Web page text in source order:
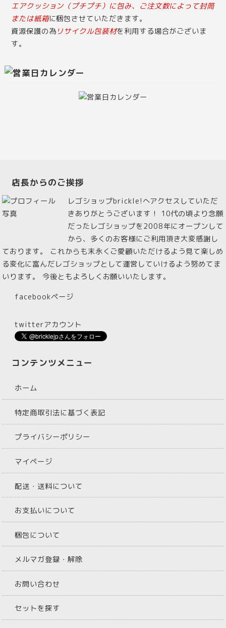
エアクッション（プチプチ）に包み、ご注文数によって封筒
または紙箱に梱包させていただきます。
資源保護の為 リサイクル包装材を利用する場合がございま
す。
店長からのご挨拶
レゴショップbrickle!へアクセスしていただ
きありがとうございます！ 10代の頃より念願
だったレゴショップを2008年にオープンして
から、多くのお客様にご利用頂き大変感謝し
ております。 これからも末永くご愛顧いただけるよう見て楽しめ
る変化に富んだレゴショップとして運営していけるよう努めてま
いります。 今後ともよろしくお願いいたします。
facebookページ
twitterアカウント
コンテンツメニュー
ホーム
特定商取引法に基づく表記
プライバシーポリシー
マイページ
配送・送料について
お支払いについて
梱包について
メルマガ登録・解除
お問い合わせ
セットを探す